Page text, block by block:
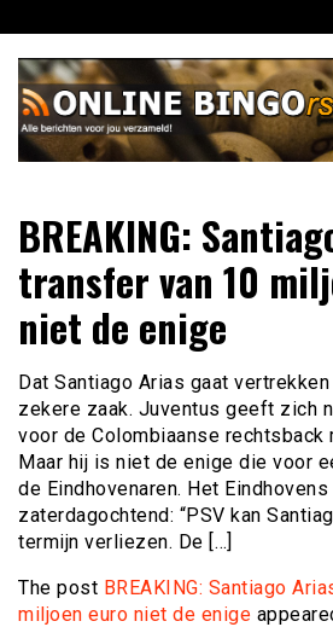
naar
inhoud
Online Bingo RSS
verzameld
BREAKING:
transfer van 10
niet de enige
Dat Santiago Arias gaat
zekere zaak. Juventus geeft zich
voor de Colombiaanse rechtsback
Maar hij is niet de enige die voor
de Eindhovenaren. Het
zaterdagochtend: “PSV kan
termijn verliezen. De […]
The post BREAKING: Santiago
miljoen euro niet de enige